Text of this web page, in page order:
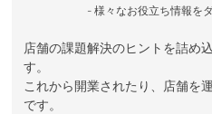
- 様々なお役立ち情報を
店舗の課題解決のヒントを詰め
す。
これから開業されたり、店舗を
です。